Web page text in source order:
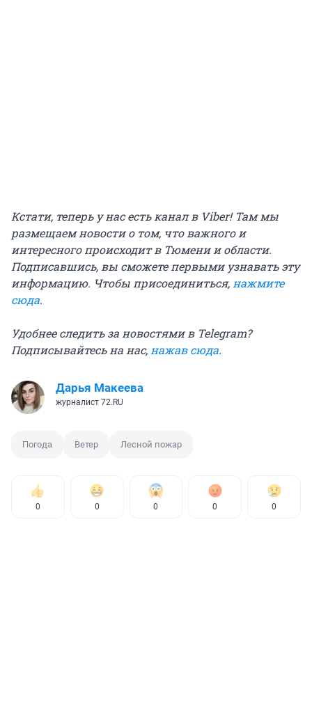
Кстати, теперь у нас есть канал в Viber! Там мы
размещаем новости о том, что важного и
интересного происходит в Тюмени и области.
Подписавшись, вы сможете первыми узнавать эту
информацию. Чтобы присоединиться,нажмите
сюда.
Удобнее следить за новостями в Telegram?
Подписывайтесь на нас,нажав сюда.
Дарья Макеева
журналист 72.RU
Погода Ветер Лесной пожар
0 0 0 0 0